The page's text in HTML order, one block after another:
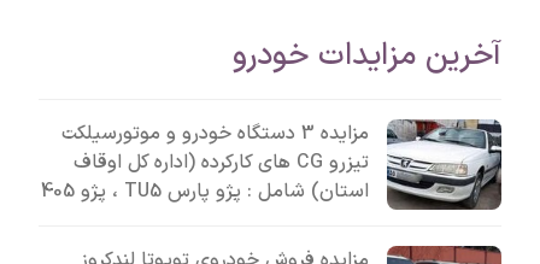
آخرین مزایدات خودرو
مزایده 3 دستگاه خودرو و موتورسیلکت
تیزرو CG های کارکرده (اداره کل اوقاف
استان) شامل : پژو پارس TU5 ، پژو 405